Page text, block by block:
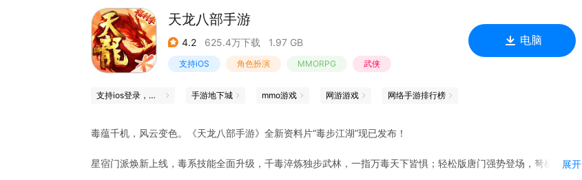
天龙八部手游
4.2 625.4万下载 1.97 GB
支持iOS 角色扮演 MMORPG 武侠
电脑
支持ios登录，畅玩ios服 手游地下城 mmo游戏 网游游戏 网络手游排行榜
毒蕴千机，风云变色。《天龙八部手游》全新资料片“毒步江湖”现已发布！
星宿门派焕新上线，毒系技能全面升级，千毒淬炼独步武林，一指万毒天下皆惧；轻松版唐门强势登场，弩机箭矢展开